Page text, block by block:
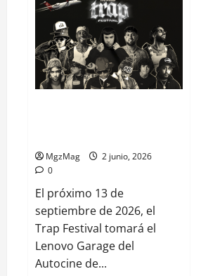
MgzMag
2 junio, 2026
0
El próximo 13 de
septiembre de 2026, el
Trap Festival tomará el
Lenovo Garage del
Autocine de...